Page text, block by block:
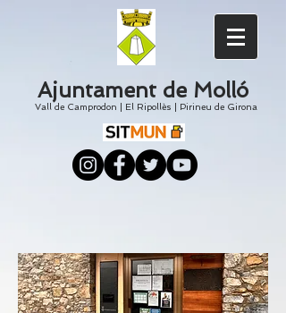
Ajuntament de Molló
Vall de Camprodon El Ripollès Pirineu de Girona